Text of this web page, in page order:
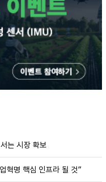
는 시장 확보
혁명 핵심 인프라 될 것”